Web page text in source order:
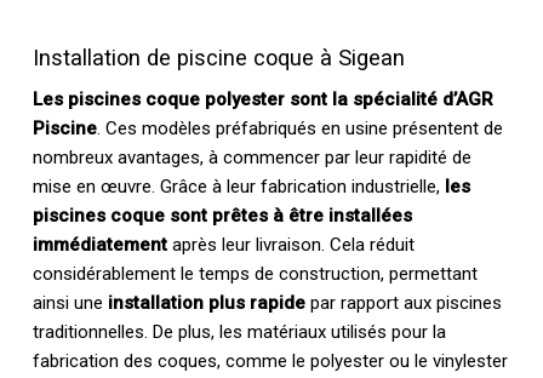
Installation de piscine coque à Sigean
Les piscines coque polyester sont la spécialité d’AGR
Piscine. Ces modèles préfabriqués en usine présentent de
nombreux avantages, à commencer par leur rapidité de
mise en œuvre. Grâce à leur fabrication industrielle, les
piscines coque sont prêtes à être installées
immédiatementaprès leur livraison. Cela réduit
considérablement le temps de construction, permettant
ainsi une installation plus rapidepar rapport aux piscines
traditionnelles. De plus, les matériaux utilisés pour la
fabrication des coques, comme le polyester ou le vinylester